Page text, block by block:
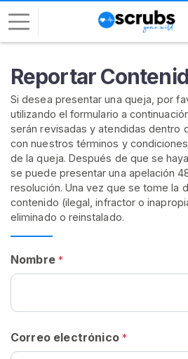
Reportar
Si desea presentar una queja, por
utilizando el formulario a
serán revisadas y atendidas dentro
con nuestros términos y
de la queja. Después de que se
se puede presentar una apelación
resolución. Una vez que se tome la
contenido (ilegal, infractor o
eliminado o reinstalado.
Nombre*
Correo electrónico*
n
i
c
i
r
S
e
s
i
n
E
I
S